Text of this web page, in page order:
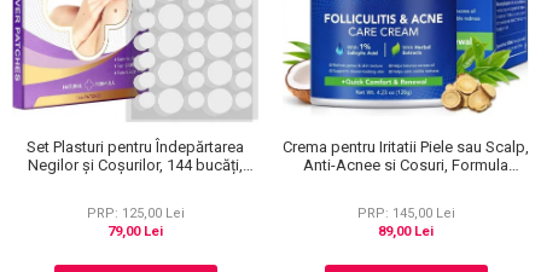
Set Plasturi pentru Îndepărtarea
Negilor și Coșurilor, 144 bucăți,
PRP: 125,00 Lei
79,00 Lei
Crema pentru Iritatii Piele sau Scalp,
Anti-Acnee si Cosuri, Formula
PRP: 145,00 Lei
89,00 Lei